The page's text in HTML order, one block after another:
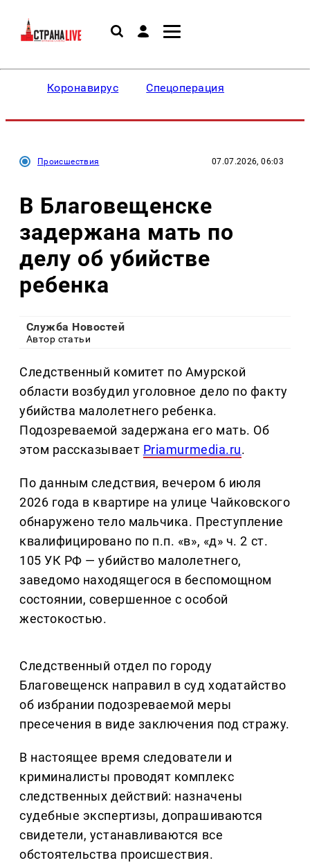
Коронавирус Спецоперация
Происшествия 07.07.2026, 06:03
В Благовещенске
задержана мать по
делу об убийстве
ребенка
Служба Новостей
Автор статьи
Следственный комитет по Амурской
области возбудил уголовное дело по факту
убийства малолетнего ребенка.
Подозреваемой задержана его мать. Об
этом рассказывает Рriamurmedia.ru.
По данным следствия, вечером 6 июля
2026 года в квартире на улице Чайковского
обнаружено тело мальчика. Преступление
квалифицировано по п.п. «в», «д» ч. 2 ст.
105 УК РФ — убийство малолетнего,
заведомо находящегося в беспомощном
состоянии, совершенное с особой
жестокостью.
Следственный отдел по городу
Благовещенск направил в суд ходатайство
об избрании подозреваемой меры
пресечения в виде заключения под стражу.
В настоящее время следователи и
криминалисты проводят комплекс
следственных действий: назначены
судебные экспертизы, допрашиваются
свидетели, устанавливаются все
обстоятельства происшествия.